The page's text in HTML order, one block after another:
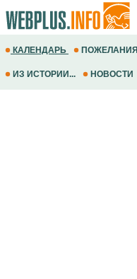
КАЛЕНДАРЬ ПОЖЕЛАНИЯ
ИЗ ИСТОРИИ... НОВОСТИ